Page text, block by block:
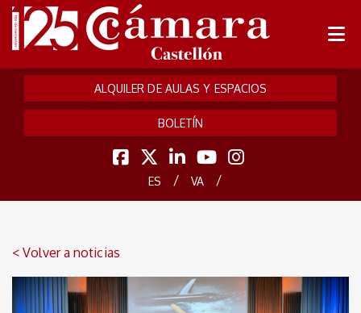
ALQUILER DE AULAS Y ESPACIOS
BOLETÍN
ES / VA /
< Volver a noticias